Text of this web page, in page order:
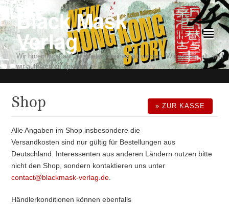
Black Mask
Verlag
Wir hören nicht auf zu spielen, weil wir alt werden. Wir werden alt, weil
wir aufhören zu spielen.
²
» ZUR KASSE
Shop
Alle Angaben im Shop insbesondere die
Versandkosten sind nur gültig für Bestellungen aus
Deutschland. Interessenten aus anderen Ländern nutzen bitte
nicht den Shop, sondern kontaktieren uns unter
contact@blackmask-verlag.de
Händlerkonditionen können ebenfalls